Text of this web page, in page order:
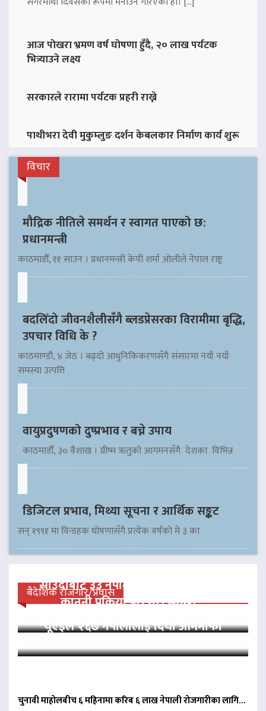
आज पोखरा भ्रमण वर्ष घोषणा हुँदै, २० लाख पर्यटक
भित्र्याउने लक्ष्य
सरकारले रारामा पर्यटक प्रहरी राख्ने
पाथीभरा देवी मुकुम्लुङ दर्शन केबलकार निर्माण कार्य शुरू
विचार
मौद्रिक नीतिले समर्थन र स्वागत पाएको छ:
प्रधानमन्त्री
काठमाडौँ, ११ साउन । प्रधानमन्त्री केपी शर्मा ओलीले नेपाल राष्ट्र
बदलिँदो जीवनशैलीसँगै ब्लडप्रेसरका विरामीमा बृद्धि,
उपचार विधि के ?
काठमाण्डौ, ४ जेठ । बढ्दो आधुनिकिकरणसँगै संसारमा नयाँ नयाँ
समस्या उत्पत्ति
वायुप्रदुषणको दुष्प्रभाव र बच्ने उपाय
काठमाडौँ, ३० वैशाख । ग्रीष्म ऋतुको आगमनसँगै देशका विभिन्न
डिजिटल प्रभाव, मिथ्या सूचना र आर्थिक सङ्कट
सन् १९९१ मा विन्डहक घोषणासँगै प्रत्येक वर्षको मे ३ का
बैदेशिक रोजगार/प्रवास
साउदीबाट ३३ नेपाली कैदीलाई आममाफी,
कानुनी प्रक्रिया पूरा गरी स्वदेश…
यूएईले २६७ नेपालीलाई दियो आममाफी
चुनावी माहोलबीच ६ महिनामा करिब ६ लाख नेपाली रोजगारीका लागि…